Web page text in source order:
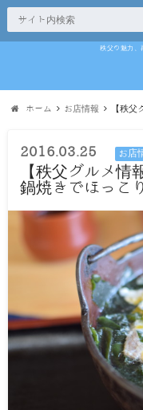
秩父の魅力、
ホーム お店情報 【秩
2016.03.25 お店
【秩父グルメ情
鍋焼きでほっこり